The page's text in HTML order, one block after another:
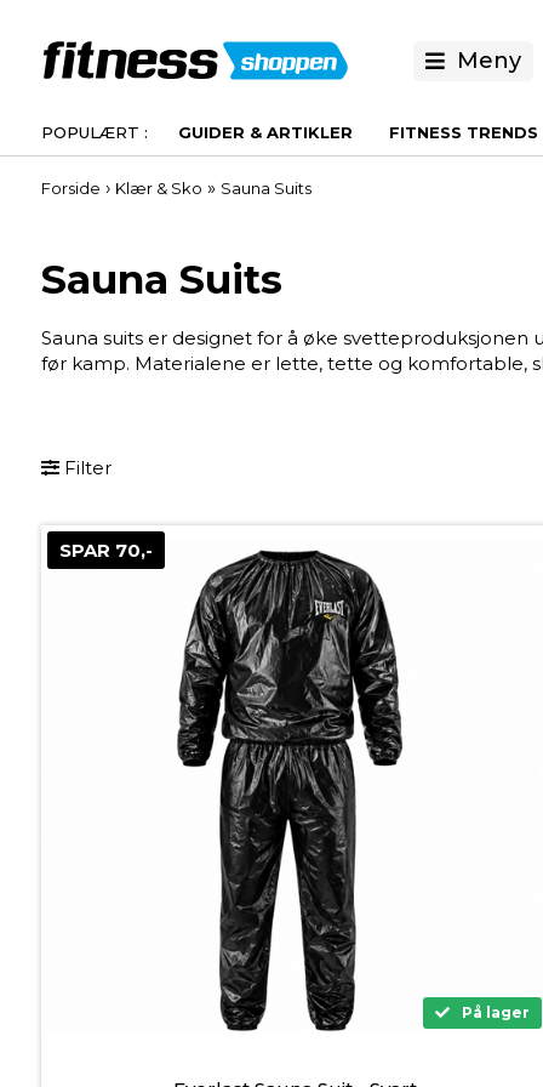
Meny
GUIDER & ARTIKLER FITNESS TRENDS
Forside › Klær & Sko » Sauna Suits
Sauna Suits
Sauna suits er designet for å øke
før kamp. Materialene er lette, tette og komfortable,
Filter
SPAR 70,-
På lager